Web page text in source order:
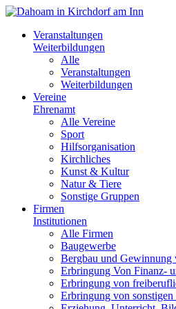
Veranstaltungen
Weiterbildungen
Alle
Veranstaltungen
Weiterbildungen
Vereine
Ehrenamt
Alle Vereine
Sport
Hilfsorganisation
Kirchliches
Kunst & Kultur
Natur & Tiere
Sonstige Gruppen
Firmen
Institutionen
Alle Firmen
Baugewerbe
Bergbau und Gewinnung
Erbringung Von Finanz-
Erbringung von
Erbringung von sonstigen